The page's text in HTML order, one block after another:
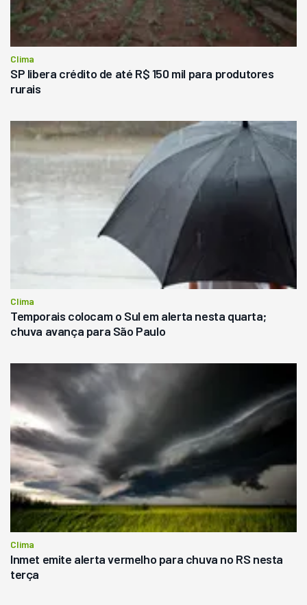
Clima
SP libera crédito de até R$ 150 mil para produtores
rurais
Clima
Temporais colocam o Sul em alerta nesta quarta;
chuva avança para São Paulo
Clima
Inmet emite alerta vermelho para chuva no RS nesta
terça